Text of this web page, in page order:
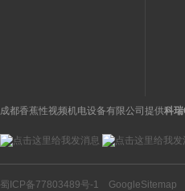
成都香蕉性视频机电设备有限公司提供科
蜀ICP备77803489号-1 GoogleSitemap